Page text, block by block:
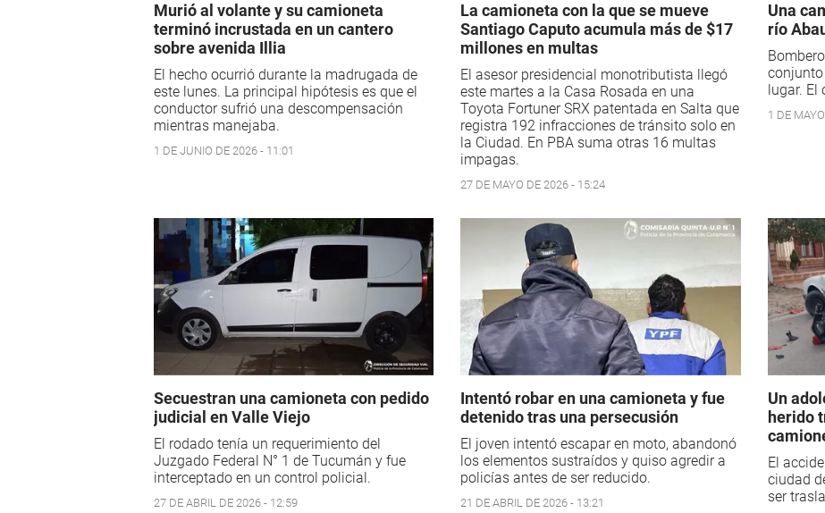
Murió al volante y su camioneta
terminó incrustada en un cantero
sobre avenida Illia
El hecho ocurrió durante la madrugada de
este lunes. La principal hipótesis es que el
conductor sufrió una descompensación
mientras manejaba.
1 DE JUNIO DE 2026 - 11:01
La camioneta con la que se mueve
Santiago Caputo acumula más de $17
millones en multas
El asesor presidencial monotributista llegó
este martes a la Casa Rosada en una
Toyota Fortuner SRX patentada en Salta que
registra 192 infracciones de tránsito solo en
la Ciudad. En PBA suma otras 16 multas
impagas.
27 DE MAYO DE 2026 - 15:24
Una
río
conjunto
lugar.
1 DE
Secuestran una camioneta con pedido
judicial en Valle Viejo
El rodado tenía un requerimiento del
Juzgado Federal N° 1 de Tucumán y fue
interceptado en un control policial.
27 DE ABRIL DE 2026 - 12:59
Intentó robar en una camioneta y fue
detenido tras una persecusión
El joven intentó escapar en moto, abandonó
los elementos sustraídos y quiso agredir a
policías antes de ser reducido.
21 DE ABRIL DE 2026 - 13:21
Un
herido
El
ciudad
ser